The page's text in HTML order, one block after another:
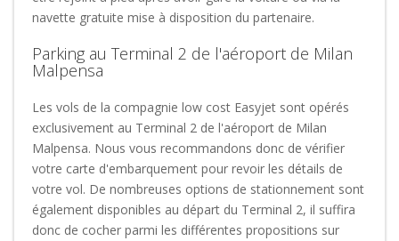
navette gratuite mise à disposition du partenaire.
Parking au Terminal 2 de l'aéroport de Milan
Malpensa
Les vols de la compagnie low cost Easyjet sont opérés
exclusivement au Terminal 2 de l'aéroport de Milan
Malpensa. Nous vous recommandons donc de vérifier
votre carte d'embarquement pour revoir les détails de
votre vol. De nombreuses options de stationnement sont
également disponibles au départ du Terminal 2, il suffira
donc de cocher parmi les différentes propositions sur